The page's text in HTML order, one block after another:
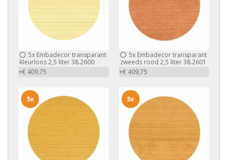
5x Embadecor transparant
kleurloos 2,5 liter 38.2600
+€ 409,75
5xEmbadecor transparant
zweeds rood 2,5 liter 38.2601
+€ 409,75
5x 5x